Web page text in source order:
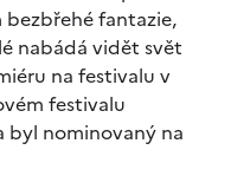
fantazie,
nabádá vidět svět
na festivalu v
festivalu
byl nominovaný na